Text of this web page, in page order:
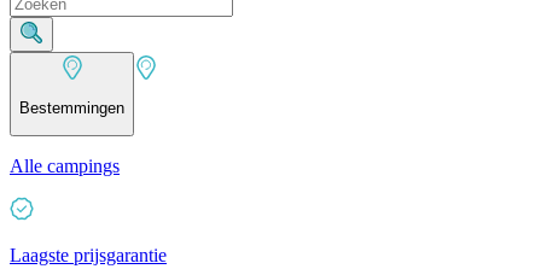
Bestemmingen
Alle campings
Laagste prijsgarantie